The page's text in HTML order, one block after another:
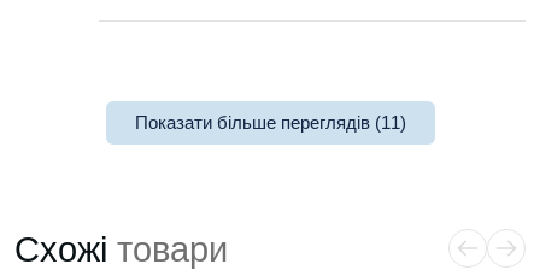
Показати більше переглядів (11)
Схожі товари